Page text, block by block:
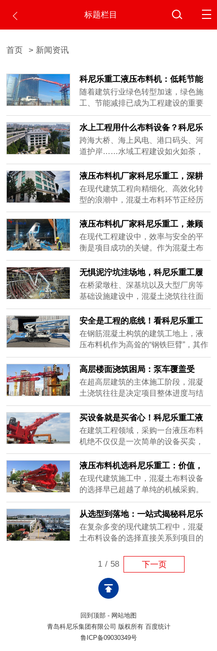
标题栏目
首页 > 新闻资讯
科尼乐重工液压布料机：低耗节能
助力绿色施工生产
随着建筑行业绿色转型加速，绿色施
工、节能减排已成为工程建设的重要
导向。混凝土浇筑作为施工中的关键
环节，其能耗水平、材料利用率和环
保表现直接影响项目的绿色评级。传
统布料方式存在材料浪费多、设备能
工理念存在差距。如何在保证施工效
率的同时实现低耗节能？科尼乐重工
液压布......
水上工程用什么布料设备？科尼乐
重工船载式液压布料机全场景解决
方案
跨海大桥、海上风电、港口码头、河
道护岸……水域工程建设如火如荼，
但混凝土浇筑始终是绕不开的"卡脖
子"难题。和陆地固定场地作业不同，
水上施工时刻受风浪、潮汐、作业范
围限制，传统方式效率低、质量差、
布料设备最合适？答案是——船载式
液压布料机。作为专为水域工况研发
的混凝......
液压布料机厂家科尼乐重工，深耕
混凝土浇筑设备研发制造多年
在现代建筑工程向精细化、高效化转
型的浪潮中，混凝土布料环节正经历
着从传统人工向机械化的深刻变革。
面对日益复杂的施工环境与多样化的
工况需求，单一的设备形态已难以满
足所有项目的期待。作为深耕混凝土
工始终将工艺研发作为企业发展的核
心引擎，依托深厚的技术积淀，精准
破解各......
液压布料机厂家科尼乐重工，兼顾
设备品质与项目定制化需求
在现代工程建设中，效率与安全的平
衡是项目成功的关键。作为混凝土布
料领域的专业制造商，科尼乐重工始
终聚焦布料技术的研发与创新，致力
于为全球客户提供高效、可靠、适配
性强的系统化解决方案。我们深知，
逻辑，因此，科尼乐重工坚持从源头
把控质量，以场景化定制为核心，深
入分析......
无惧泥泞坑洼场地，科尼乐重工履
带式液压布料机高效浇筑解决方案
在桥梁墩柱、深基坑以及大型厂房等
基础设施建设中，混凝土浇筑往往面
临着严峻的地面环境考验。传统的轮
式设备在未硬化的泥泞、碎石或坑洼
路面上寸步难行，频繁陷入瘫痪；而
依赖人工拖拽泵管不仅耗时耗力，还
工程进度。面对这一复杂工况痛点，
科尼乐重工履带式液压布料机凭借卓
越的底......
安全是工程的底线！看科尼乐重工
液压布料机如何用冗余设计护航施
工
在钢筋混凝土构筑的建筑工地上，液
压布料机作为高耸的“钢铁巨臂”，其作
业安全始终是项目管理的重中之重。
面对高空作业、重载输送以及复杂多
变的现场环境，任何微小的机械隐患
都可能引发连锁反应。科尼乐重工深
的研发制造中，将安全冗余设计融入
到了机身结构与出厂标准的每一个......
高层楼面浇筑困局：泵车覆盖受
限，液压布料机提供全新施工思路
在超高层建筑的主体施工阶段，混凝
土浇筑往往是决定项目整体进度与结
构质量的核心环节。然而，随着楼层
的不断攀升，传统的泵车作业模式正
面临着严峻的物理瓶颈。泵车臂架长
度受限，面对超高层建筑的边缘区域
得不退回低效的人工拖管阶段。此
外，泵车庞大的底盘对施工现场的空
间要......
买设备就是买省心！科尼乐重工液
压布料机，从选型到落地，一站式
定制不踩坑。
在建筑工程领域，采购一台液压布料
机绝不仅仅是一次简单的设备买卖，
更是对未来几个月甚至几年施工节奏
的提前布局。许多施工单位在选型
时，往往只关注设备的价格和基础参
数，却忽略了实际工况的复杂性与后
后“水土不服”，频繁故障严重拖累工程
进度。科尼乐重工深知工程人的痛
点，提......
液压布料机选科尼乐重工：价值，
远不止于设备本身！
在现代建筑施工中，混凝土布料设备
的选择早已超越了单纯的机械采购。
它关乎着整个项目的施工节奏、质量
把控以及综合成本控制。科尼乐重工
作为深耕建设机械领域的实体制造企
业，始终认为一台优秀的布料机，其
整个施工系统高效运转的可靠支点。
全周期考量，重塑综合成本优势一台
布料机......
从选型到落地：一站式揭秘科尼乐
重工液压布料机的定制化施工全流
程
在复杂多变的现代建筑工程中，混凝
土布料设备的选择直接关系到项目的
与施工节奏，盲目套用标准设备往往
难以达到预期效果。科尼乐重工摒弃
了“标准化通配”的老路，以场景化定制
为核心，打造了一站式全流程服务，
况。精准工况分析，科学定制设备选
型......
1 / 58 下一页
回到顶部 - 网站地图
青岛科尼乐集团有限公司 版权所有 百度统计
鲁ICP备09030349号